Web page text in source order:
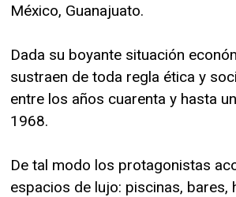
México, Guanajuato.
Dada su boyante situación
sustraen de toda regla ética y
entre los años cuarenta y hasta
1968.
De tal modo los protagonistas
espacios de lujo: piscinas, bares,